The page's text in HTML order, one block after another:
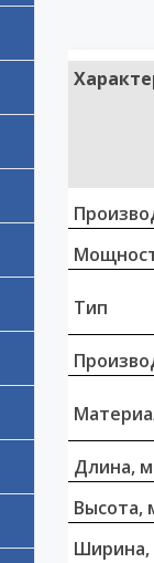
Тип
Длина,
Высота,